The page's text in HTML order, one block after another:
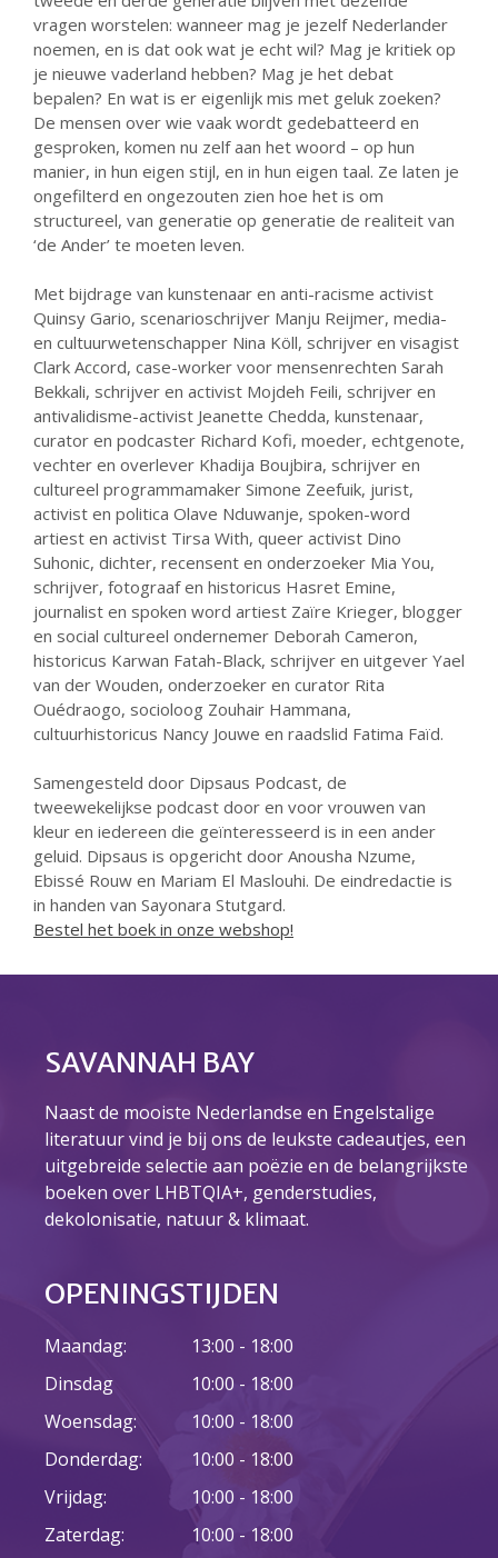
augustus 2026
juli 2026
juni 2026
mei 2026
april 2026
maart 2026
februari 2026
december 2025
november 2025
oktober 2025
september 2025
augustus 2025
juli 2025
juni 2025
mei 2025
april 2025
maart 2025
februari 2025
januari 2025
december 2024
oktober 2024
juni 2023
mei 2023
april 2023
maart 2023
december 2022
mei 2022
april 2022
maart 2022
februari 2022
december 2021
oktober 2021
september 2021
augustus 2021
juli 2021
april 2021
vragen worstelen: wanneer mag je jezelf Nederlander
noemen, en is dat ook wat je echt wil? Mag je kritiek op
je nieuwe vaderland hebben? Mag je het debat
bepalen? En wat is er eigenlijk mis met geluk zoeken?
De mensen over wie vaak wordt gedebatteerd en
gesproken, komen nu zelf aan het woord – op hun
manier, in hun eigen stijl, en in hun eigen taal. Ze laten je
ongefilterd en ongezouten zien hoe het is om
structureel, van generatie op generatie de realiteit van
‘de Ander’ te moeten leven.
Met bijdrage van kunstenaar en anti-racisme activist
Quinsy Gario, scenarioschrijver Manju Reijmer, media-
en cultuurwetenschapper Nina Köll, schrijver en visagist
Clark Accord, case-worker voor mensenrechten Sarah
Bekkali, schrijver en activist Mojdeh Feili, schrijver en
antivalidisme-activist Jeanette Chedda, kunstenaar,
curator en podcaster Richard Kofi, moeder, echtgenote,
vechter en overlever Khadija Boujbira, schrijver en
cultureel programmamaker Simone Zeefuik, jurist,
activist en politica Olave Nduwanje, spoken-word
artiest en activist Tirsa With, queer activist Dino
Suhonic, dichter, recensent en onderzoeker Mia You,
schrijver, fotograaf en historicus Hasret Emine,
journalist en spoken word artiest Zaïre Krieger, blogger
en social cultureel ondernemer Deborah Cameron,
historicus Karwan Fatah-Black, schrijver en uitgever Yael
van der Wouden, onderzoeker en curator Rita
Ouédraogo, socioloog Zouhair Hammana,
cultuurhistoricus Nancy Jouwe en raadslid Fatima Faïd.
Samengesteld door Dipsaus Podcast, de
tweewekelijkse podcast door en voor vrouwen van
kleur en iedereen die geïnteresseerd is in een ander
geluid. Dipsaus is opgericht door Anousha Nzume,
Ebissé Rouw en Mariam El Maslouhi. De eindredactie is
in handen van Sayonara Stutgard.
Bestel het boek in onze webshop!
SAVANNAH BAY
Naast de mooiste Nederlandse en Engelstalige
literatuur vind je bij ons de leukste cadeautjes, een
uitgebreide selectie aan poëzie en de belangrijkste
boeken over LHBTQIA+, genderstudies,
dekolonisatie, natuur & klimaat.
OPENINGSTIJDEN
Maandag:
Dinsdag
Woensdag:
Donderdag:
Vrijdag:
Zaterdag:
13:00 - 18:00
10:00 - 18:00
10:00 - 18:00
10:00 - 18:00
10:00 - 18:00
10:00 - 18:00